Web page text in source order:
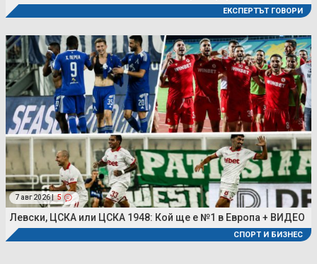
ЕКСПЕРТЪТ ГОВОРИ
7 авг 2026 | 5
Левски, ЦСКА или ЦСКА 1948: Кой ще е №1 в Европа + ВИДЕО
СПОРТ И БИЗНЕС